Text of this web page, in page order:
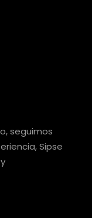
seguimos
Sipse